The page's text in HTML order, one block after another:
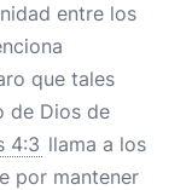
entre los
que tales
de Dios de
4:3 llama a los
por mantener